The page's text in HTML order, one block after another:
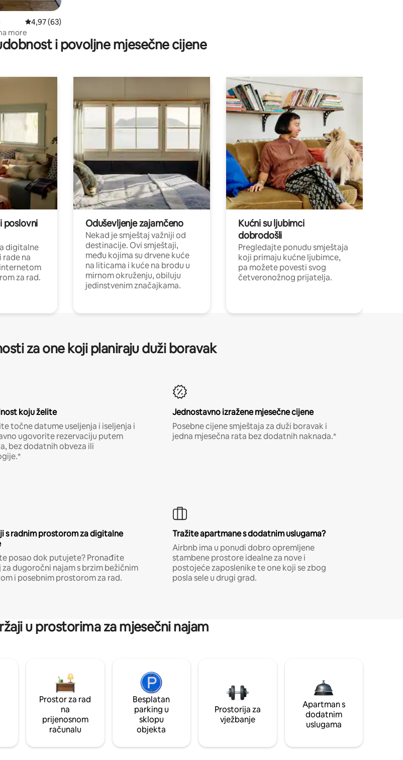
Prosječna ocjena: 4,97/5, recenzija: 63
4,97 (63)
more
i povoljne mjesečne cijene
poslovni
digitalne
rade na
za rad.
Oduševljenje zajamčeno
Nekad je smještaj važniji od
destinacije. Ovi smještaji,
među kojima su drvene kuće
na liticama i kuće na brodu u
mirnom okruženju, obiluju
jedinstvenim značajkama.
Kućni su ljubimci
dobrodošli
Pregledajte ponudu smještaja
koji primaju kućne ljubimce,
pa možete povesti svog
četveronožnog prijatelja.
za one koji planiraju duži boravak
koju želite
točne datume useljenja i iseljenja i
ugovorite rezervaciju putem
bez dodatnih obveza ili
Jednostavno izražene mjesečne cijene
Posebne cijene smještaja za duži boravak i
jedna mjesečna rata bez dodatnih naknada.*
s radnim prostorom za digitalne
posao dok putujete? Pronađite
za dugoročni najam s brzim bežičnim
i posebnim prostorom za rad.
Tražite apartmane s dodatnim uslugama?
Airbnb ima u ponudi dobro opremljene
stambene prostore idealne za nove i
postojeće zaposlenike te one koji se zbog
posla sele u drugi grad.
u prostorima za mjesečni najam
Prostor za rad
na
prijenosnom
računalu
Besplatan
parking u
sklopu
objekta
Prostorija za
vježbanje
Apartman s
dodatnim
uslugama